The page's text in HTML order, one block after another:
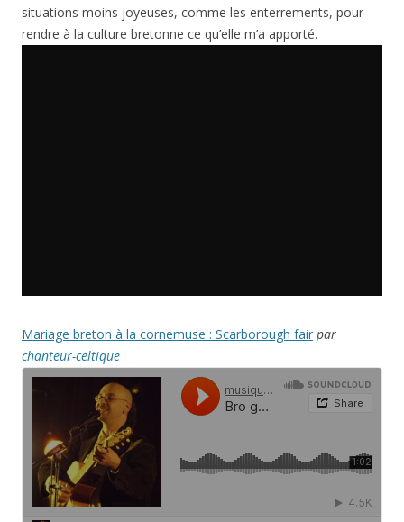
situations moins joyeuses, comme les enterrements, pour
rendre à la culture bretonne ce qu’elle m’a apporté.
Mariage breton à la cornemuse : Scarborough fair par
chanteur-celtique